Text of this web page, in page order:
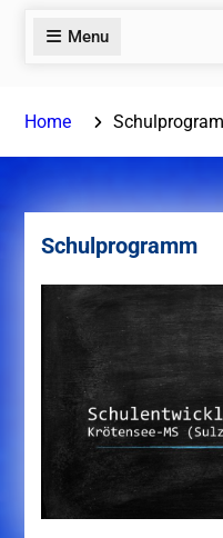
Menu
Home
Schulprogramm